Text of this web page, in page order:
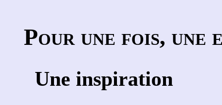
Pour une fois,
Une inspiration